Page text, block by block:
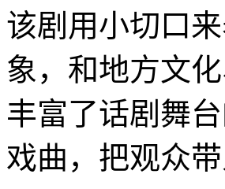
该剧用小切口
象，和地方文
丰富了话剧舞
戏曲，把观众